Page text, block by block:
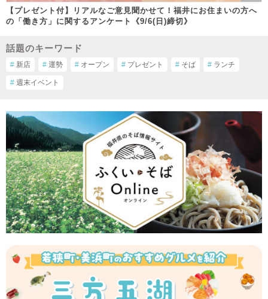
【プレゼント付】リアルなご意見聞かせて！福井にお住まいの方へ
の「働き方」に関するアンケート《9/6(日)締切》
話題のキーワード
# 新店 # 運勢 # オープン # プレゼント # そば # ランチ
# 週末イベント